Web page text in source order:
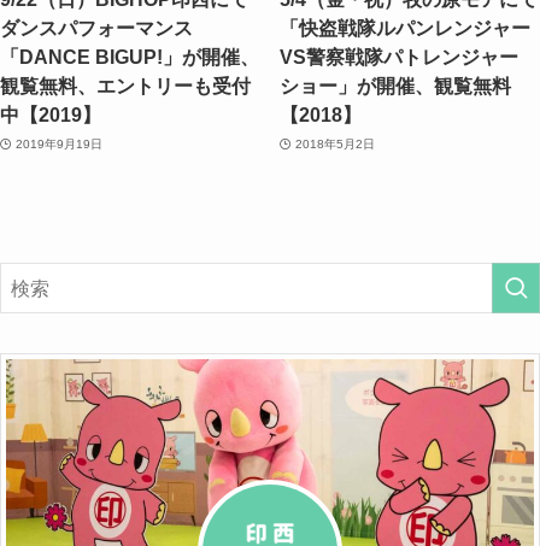
ダンスパフォーマンス
「DANCE BIGUP!」が開催、
観覧無料、エントリーも受付
中【2019】
2019年9月19日
「快盗戦隊ルパンレンジャー
VS警察戦隊パトレンジャー
ショー」が開催、観覧無料
【2018】
2018年5月2日